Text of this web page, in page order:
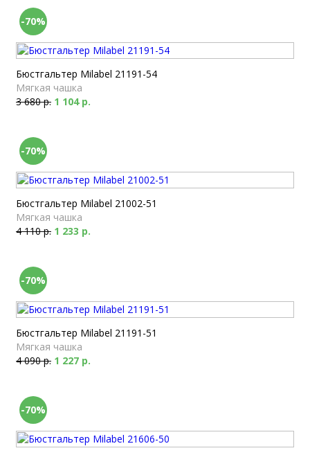
-70%
Бюстгальтер Milabel 21191-54
Мягкая чашка
3 680 р. 1 104 р.
-70%
Бюстгальтер Milabel 21002-51
Мягкая чашка
4 110 р. 1 233 р.
-70%
Бюстгальтер Milabel 21191-51
Мягкая чашка
4 090 р. 1 227 р.
-70%